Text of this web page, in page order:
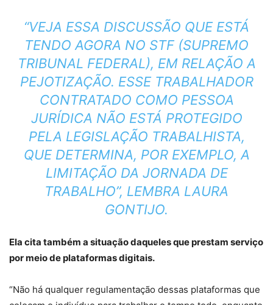
“VEJA ESSA DISCUSSÃO QUE ESTÁ
TENDO AGORA NO STF (SUPREMO
TRIBUNAL FEDERAL), EM RELAÇÃO A
PEJOTIZAÇÃO. ESSE TRABALHADOR
CONTRATADO COMO PESSOA
JURÍDICA NÃO ESTÁ PROTEGIDO
PELA LEGISLAÇÃO TRABALHISTA,
QUE DETERMINA, POR EXEMPLO, A
LIMITAÇÃO DA JORNADA DE
TRABALHO”, LEMBRA LAURA
GONTIJO.
Ela cita também a situação daqueles que prestam serviço
por meio de plataformas digitais.
“Não há qualquer regulamentação dessas plataformas que